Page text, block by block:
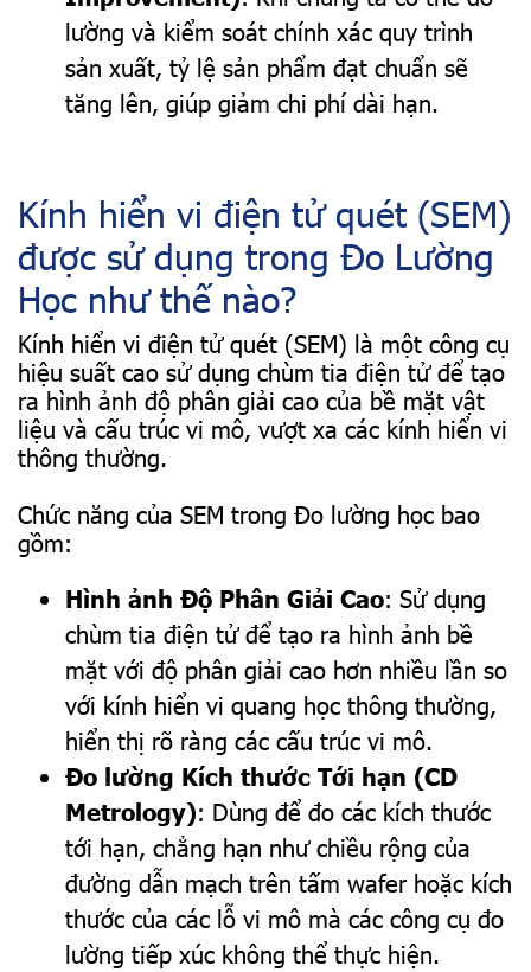
lường và kiểm soát chính xác quy trình
sản xuất, tỷ lệ sản phẩm đạt chuẩn sẽ
tăng lên, giúp giảm chi phí dài hạn.
Kính hiển vi điện tử quét (SEM)
được sử dụng trong Đo Lường
Học như thế nào?
Kính hiển vi điện tử quét (SEM) là một công cụ
hiệu suất cao sử dụng chùm tia điện tử để tạo
ra hình ảnh độ phân giải cao của bề mặt vật
liệu và cấu trúc vi mô, vượt xa các kính hiển vi
thông thường.
Chức năng của SEM trong Đo lường học bao
gồm:
Hình ảnh Độ Phân Giải Cao: Sử dụng
chùm tia điện tử để tạo ra hình ảnh bề
mặt với độ phân giải cao hơn nhiều lần so
với kính hiển vi quang học thông thường,
hiển thị rõ ràng các cấu trúc vi mô.
Đo lường Kích thước Tới hạn (CD
Metrology): Dùng để đo các kích thước
tới hạn, chẳng hạn như chiều rộng của
đường dẫn mạch trên tấm wafer hoặc kích
thước của các lỗ vi mô mà các công cụ đo
lường tiếp xúc không thể thực hiện.